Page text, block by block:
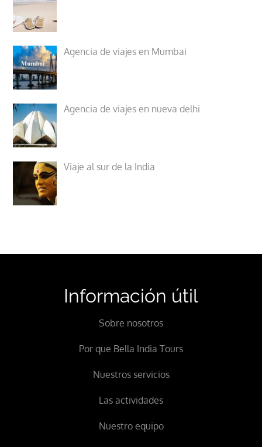
Agencia de viajes en Mumbai
Agencia de viajes en nueva delhi
Viaje al sur de la India
Información útil
Sobre nosotros
Por que Bella India Tours
Nuestros servicios
Las actividades
Nuestro equipo